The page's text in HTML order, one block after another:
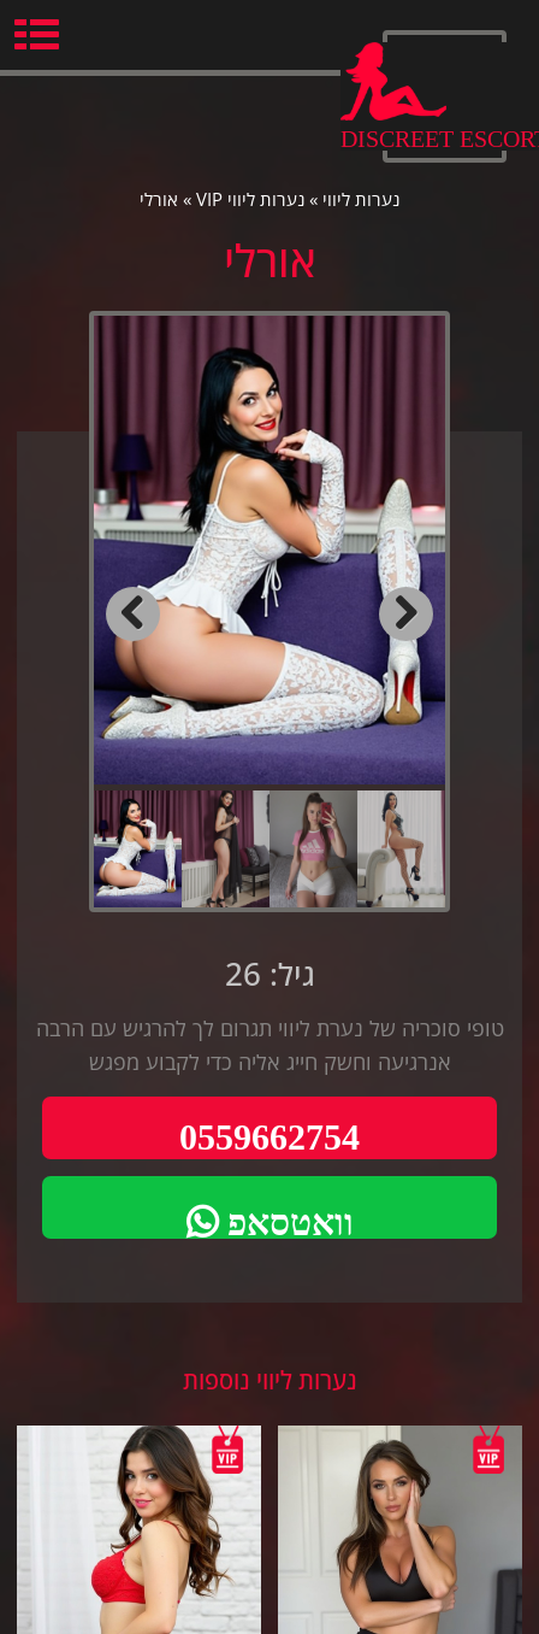
DISCREET
נערות ליווי » נערות ליווי VIP » אורלי
אורלי
Previous Next
גיל: 26
טופי סוכריה של נערת ליווי תגרום לך להרגיש עם הרבה
אנרגיעה וחשק חייג אליה כדי לקבוע מפגש
0559662754
וואטסאפ
נערות ליווי נוספות